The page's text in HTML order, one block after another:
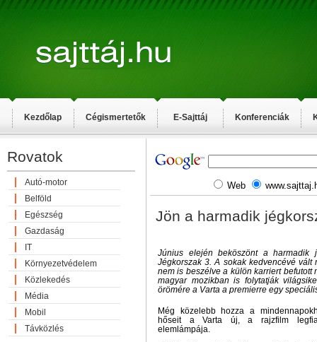
Kezdőlap Cégismertetők E-Sajttáj Konferenciák
Rovatok
Autó-motor
Belföld
Egészség
Gazdaság
IT
Környezetvédelem
Közlekedés
Média
Mobil
Távközlés
Web
Jön a harmadik
Június elején beköszönt a harmadik
Jégkorszak 3. A sokak kedvencévé vált
nem is beszélve a külön karriert befutott
magyar mozikban is folytatják
örömére a Varta a premierre egy
Még közelebb hozza a
hőseit a Varta új, a rajzfilm
elemlámpája.